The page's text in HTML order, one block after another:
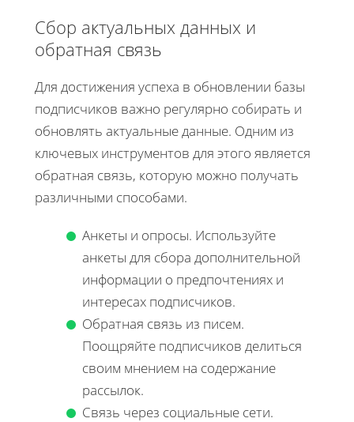
Сбор актуальных данных и
обратная связь
Для достижения успеха в обновлении базы
подписчиков важно регулярно собирать и
обновлять актуальные данные. Одним из
ключевых инструментов для этого является
обратная связь, которую можно получать
различными способами.
Анкеты и опросы. Используйте
анкеты для сбора дополнительной
информации о предпочтениях и
интересах подписчиков.
Обратная связь из писем.
Поощряйте подписчиков делиться
своим мнением на содержание
рассылок.
Связь через социальные сети.